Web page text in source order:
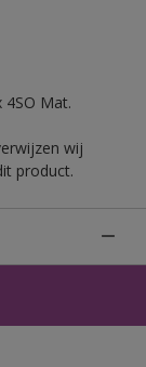
Mat.
wij
product.